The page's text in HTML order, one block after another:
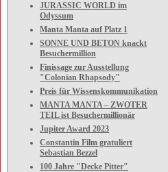
JURASSIC WORLD im
Odyssum
Manta Manta auf Platz 1
SONNE UND BETON knackt
Besuchermillion
Finissage zur Ausstellung
"Colonian Rhapsody"
Preis für Wissenskommunikation
MANTA MANTA – ZWOTER
TEIL ist Besuchermillionär
Jupiter Award 2023
Constantin Film gratuliert
Sebastian Bezzel
100 Jahre "Decke Pitter"